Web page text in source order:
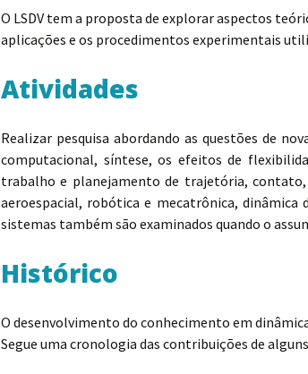
O LSDV tem a proposta de explorar aspectos
aplicações e os procedimentos experimentais
Atividades
Realizar pesquisa abordando as questões de
computacional, síntese, os efeitos de
trabalho e planejamento de trajetória, contato,
aeroespacial, robótica e mecatrônica, dinâmica
sistemas também são examinados quando o
Histórico
O desenvolvimento do conhecimento em
Segue uma cronologia das contribuições de